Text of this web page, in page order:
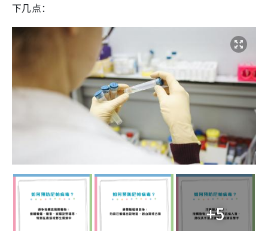
下几点：
+5